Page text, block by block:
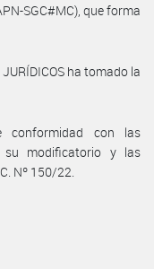
SGC#MC), que forma
JURÍDICOS ha tomado la
conformidad con las
su modificatorio y las
Nº 150/22.